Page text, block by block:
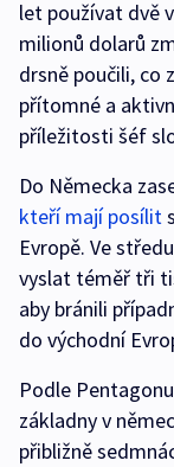
let používat dvě
milionů dolarů
drsně poučili, co
přítomné a
příležitosti šéf
Do Německa
kteří mají posílit
Evropě. Ve
vyslat téměř tři
aby bránili
do východní
Podle
základny v
přibližně